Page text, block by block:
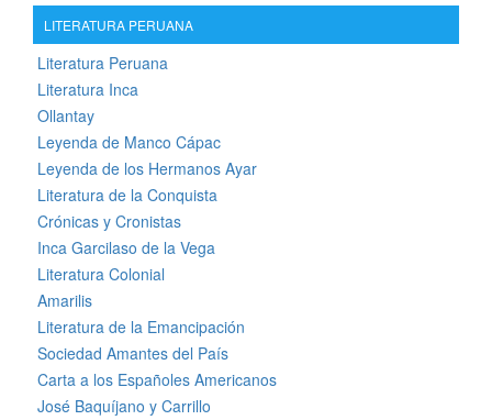
LITERATURA PERUANA
Literatura Peruana
Literatura Inca
Ollantay
Leyenda de Manco Cápac
Leyenda de los Hermanos Ayar
Literatura de la Conquista
Crónicas y Cronistas
Inca Garcilaso de la Vega
Literatura Colonial
Amarilis
Literatura de la Emancipación
Sociedad Amantes del País
Carta a los Españoles Americanos
José Baquíjano y Carrillo